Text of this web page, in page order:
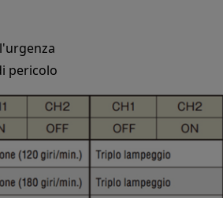
pericolo